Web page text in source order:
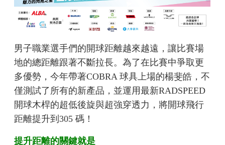
男子職業選手們的開球距離越來越遠，讓比賽場
地的總距離跟著不斷拉長。為了在比賽中爭取更
多優勢，今年帶著COBRA 球具上場的楊斐皓，不
僅測試了所有的新產品，並運用最新RADSPEED
開球木桿的超低後旋與超強穿透力，將開球飛行
距離提升到305 碼！
提升距離的關鍵就是